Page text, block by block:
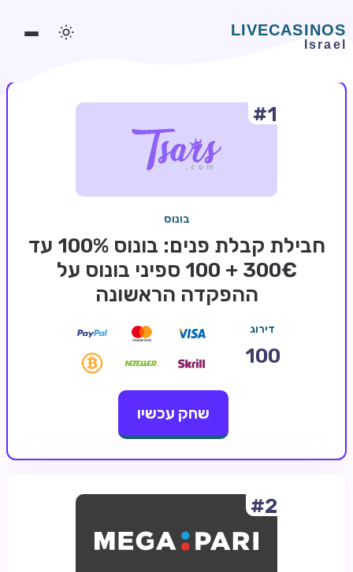
משחקים אונליין
בלאקג'ק אונליין
בונוסים בקזינו אונליין
#1
בונוס
חבילת קבלת פנים: בונוס 100% עד
300€ + 100 ספיני בונוס על
ההפקדה הראשונה
דירוג
100
שחק עכשיו
#2